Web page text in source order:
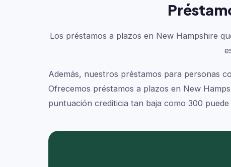
Los préstamos a plazos en New Hampshire
Además, nuestros préstamos para personas
Ofrecemos préstamos a plazos en New
puntuación crediticia tan baja como 300 puede